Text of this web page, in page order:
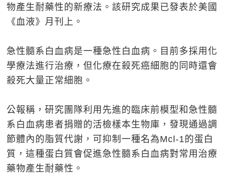
物產生耐藥性的新療法。該研究成果已發表於美國
《血液》月刊上。
急性髓系白血病是一種急性白血病。目前多採用化
學療法進行治療，但化療在殺死癌細胞的同時還會
殺死大量正常細胞。
公報稱，研究團隊利用先進的臨床前模型和急性髓
系白血病患者捐贈的活檢樣本生物庫，發現通過調
節體內的脂質代謝，可抑制一種名為Mcl-1的蛋白
質，這種蛋白質會促進急性髓系白血病對常用治療
藥物產生耐藥性。